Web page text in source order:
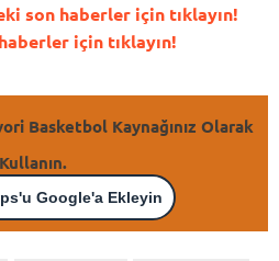
son haberler için tıklayın!
için tıklayın!
Basketbol Kaynağınız Olarak
Kullanın.
Google'a Ekleyin